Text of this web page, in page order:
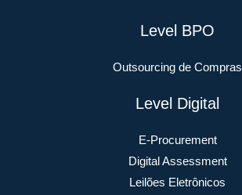
Level BPO
Outsourcing de Compras
Level Digital
E-Procurement
Digital Assessment
Leilões Eletrônicos